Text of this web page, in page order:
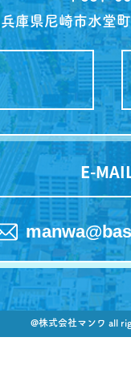
にお応えし
本社
〒661-
兵庫県尼崎市水堂
E-